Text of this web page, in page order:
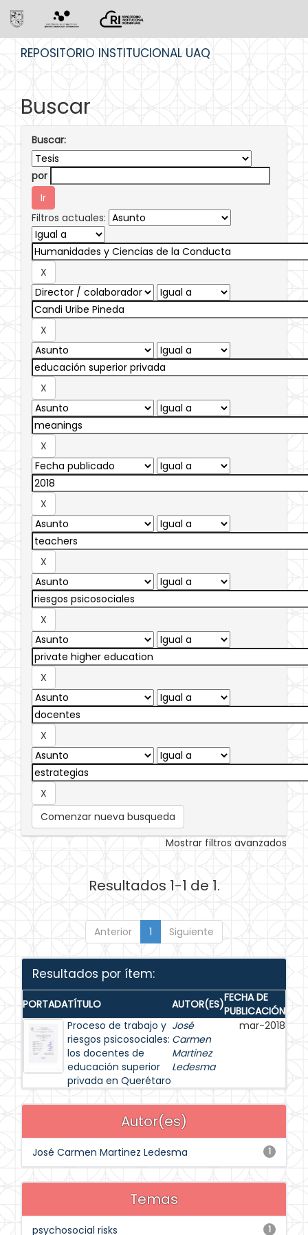
REPOSITORIO INSTITUCIONAL UAQ
Buscar
Buscar:
por
Filtros actuales:
Comenzar nueva busqueda
Mostrar filtros avanzados
Resultados 1-1 de 1.
Anterior 1 Siguiente
Resultados por ítem:
PORTADATÍTULO AUTOR(ES)FECHA DE
PUBLICACIÓN
Proceso de trabajo y
riesgos psicosociales:
los docentes de
educación superior
privada en Querétaro
José
Carmen
Martinez
Ledesma
mar-2018
Autor(es)
1
José Carmen Martinez Ledesma
Temas
1
psychosocial risks